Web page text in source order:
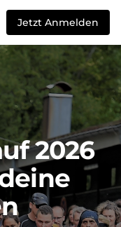
Jetzt Anmelden
2026